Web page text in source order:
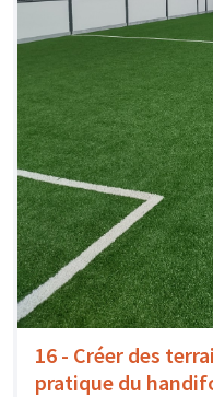
16 - Créer des
pratique du